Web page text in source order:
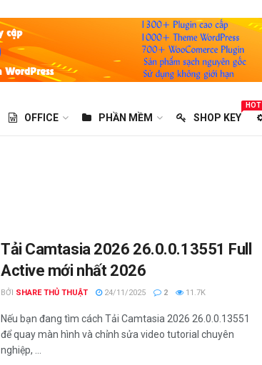
OFFICE PHẦN MỀM SHOP KEY
HOT
Tải Camtasia 2026 26.0.0.13551 Full
Active mới nhất 2026
BỞI SHARE THỦ THUẬT 24/11/2025 2 11.7K
Nếu bạn đang tìm cách Tải Camtasia 2026 26.0.0.13551
để quay màn hình và chỉnh sửa video tutorial chuyên
nghiệp, ...